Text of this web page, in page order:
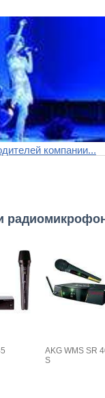
компании...
AKG WMS SR
S